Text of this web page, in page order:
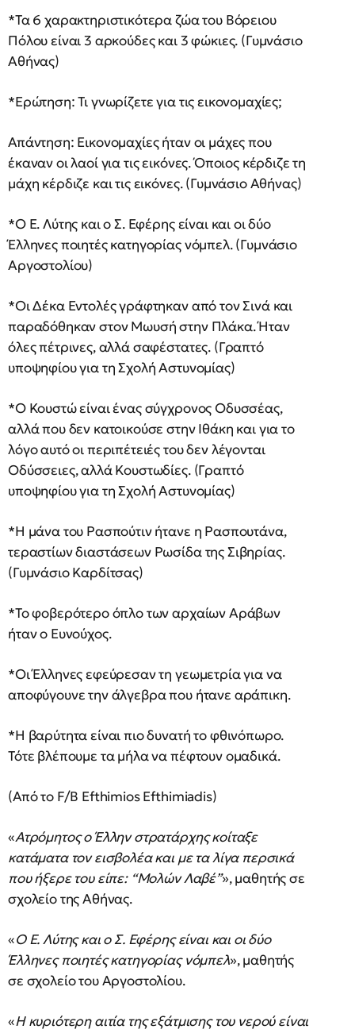
*Τα 6 χαρακτηριστικότερα ζώα του Βόρειου
Πόλου είναι 3 αρκούδες και 3 φώκιες. (Γυμνάσιο
Αθήνας)
*Ερώτηση: Τι γνωρίζετε για τις εικονομαχίες;
Απάντηση: Εικονομαχίες ήταν οι μάχες που
έκαναν οι λαοί για τις εικόνες. Όποιος κέρδιζε τη
μάχη κέρδιζε και τις εικόνες. (Γυμνάσιο Αθήνας)
*Ο Ε. Λύτης και ο Σ. Εφέρης είναι και οι δύο
Έλληνες ποιητές κατηγορίας νόμπελ. (Γυμνάσιο
Αργοστολίου)
*Οι Δέκα Εντολές γράφτηκαν από τον Σινά και
παραδόθηκαν στον Μωυσή στην Πλάκα. Ήταν
όλες πέτρινες, αλλά σαφέστατες. (Γραπτό
υποψηφίου για τη Σχολή Αστυνομίας)
*Ο Κουστώ είναι ένας σύγχρονος Οδυσσέας,
αλλά που δεν κατοικούσε στην Ιθάκη και για το
λόγο αυτό οι περιπέτειές του δεν λέγονται
Οδύσσειες, αλλά Κουστωδίες. (Γραπτό
υποψηφίου για τη Σχολή Αστυνομίας)
*Η μάνα του Ρασπούτιν ήτανε η Ρασπουτάνα,
τεραστίων διαστάσεων Ρωσίδα της Σιβηρίας.
(Γυμνάσιο Καρδίτσας)
*Το φοβερότερο όπλο των αρχαίων Αράβων
ήταν ο Ευνούχος.
*Οι Έλληνες εφεύρεσαν τη γεωμετρία για να
αποφύγουνε την άλγεβρα που ήτανε αράπικη.
*Η βαρύτητα είναι πιο δυνατή το φθινόπωρο.
Τότε βλέπουμε τα μήλα να πέφτουν ομαδικά.
(Από το F/B Efthimios Efthimiadis)
«Ατρόμητος ο Έλλην στρατάρχης κοίταξε
κατάματα τον εισβολέα και με τα λίγα περσικά
που ήξερε του είπε: “Μολών Λαβέ”», μαθητής σε
σχολείο της Αθήνας.
«Ο Ε. Λύτης και ο Σ. Εφέρης είναι και οι δύο
Έλληνες ποιητές κατηγορίας νόμπελ», μαθητής
σε σχολείο του Αργοστολίου.
«Η κυριότερη αιτία της εξάτμισης του νερού είναι